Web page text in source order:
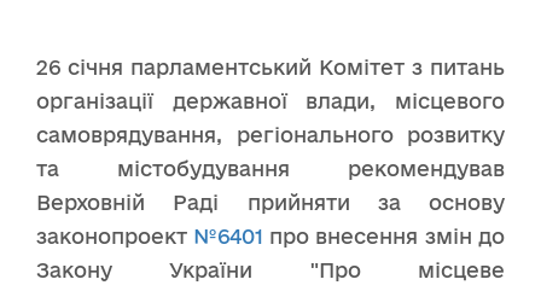
26 січня парламентський Комітет з питань
організації державної влади, місцевого
самоврядування, регіонального розвитку
та містобудування рекомендував
Верховній Раді прийняти за основу
законопроект №6401 про внесення змін до
Закону України "Про місцеве